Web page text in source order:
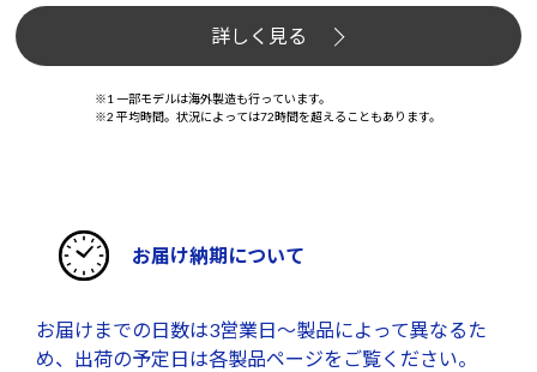
詳しく見る
※1 一部モデルは海外製造も行っています。
※2 平均時間。状況によっては72時間を超えることもあります。
お届け納期について
お届けまでの日数は3営業日～製品によって異なるた
め、出荷の予定日は各製品ページをご覧ください。